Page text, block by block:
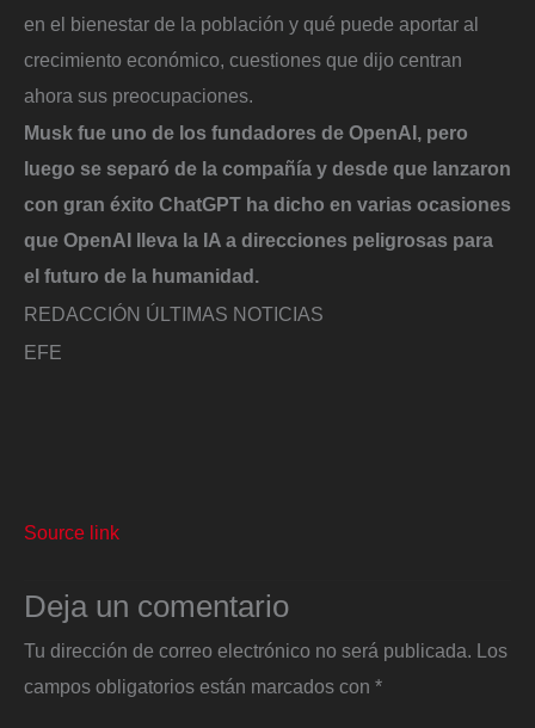
en el bienestar de la población y qué puede aportar al
crecimiento económico, cuestiones que dijo centran
ahora sus preocupaciones.
Musk fue uno de los fundadores de OpenAI, pero
luego se separó de la compañía y desde que lanzaron
con gran éxito ChatGPT ha dicho en varias ocasiones
que OpenAI lleva la IA a direcciones peligrosas para
el futuro de la humanidad.
REDACCIÓN ÚLTIMAS NOTICIAS
EFE
Source link
Deja un comentario
Tu dirección de correo electrónico no será publicada. Los
campos obligatorios están marcados con *